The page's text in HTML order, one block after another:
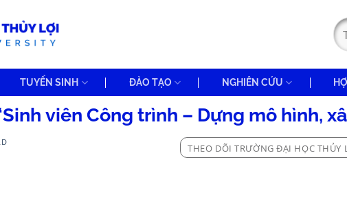
TUYỂN SINH ĐÀO TẠO NGHIÊN CỨU
viên Công trình – Dựng mô hình,
THEO DÕI TRƯỜNG ĐẠI HỌC THỦY